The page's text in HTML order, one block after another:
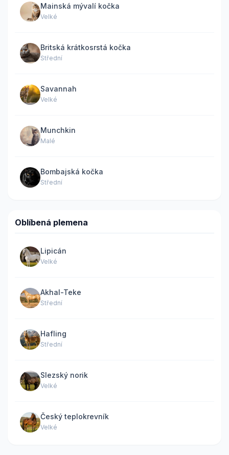
Mainská mývalí kočka
Velké
Britská krátkosrstá kočka
Střední
Savannah
Velké
Munchkin
Malé
Bombajská kočka
Střední
Oblíbená plemena
Lipicán
Velké
Akhal-Teke
Střední
Hafling
Střední
Slezský norik
Velké
Český teplokrevník
Velké